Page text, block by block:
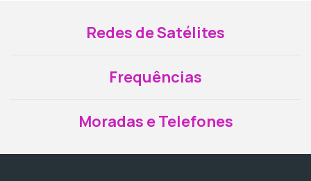
Redes de Satélites
Frequências
Moradas e Telefones